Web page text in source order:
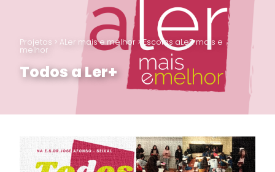
Projetos > ALer mais e melhor > Escolas aLeR mais e
melhor
Todos a Ler+